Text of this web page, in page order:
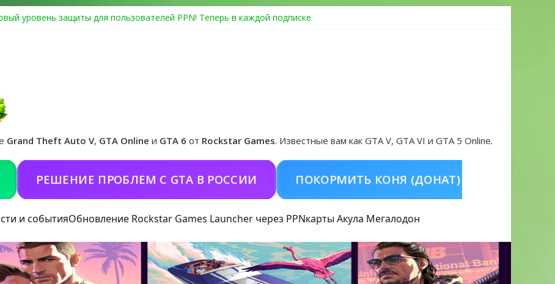
уровень защиты для пользователей PPN! Теперь в каждой подписке
особые награды в GTA Online по программе Fine Art Collector
обложка игры и Предзаказ Grand Theft Auto VI
Grand Theft Auto V, GTA Online и GTA 6 от Rockstar Games. Известные вам как GTA V, GTA VI и GTA 5 Online.
РЕШЕНИЕ ПРОБЛЕМ С GTA В РОССИИ ПОКОРМИТЬ КОНЯ (ДОНАТ) КУПИТЬ GTA 5
и событияОбновление Rockstar Games Launcher через PPNкарты Акула Мегалодон